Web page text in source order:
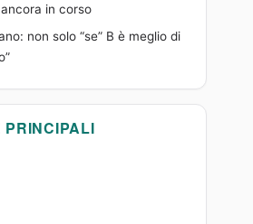
in corso
non solo “se” B è meglio di
PRINCIPALI